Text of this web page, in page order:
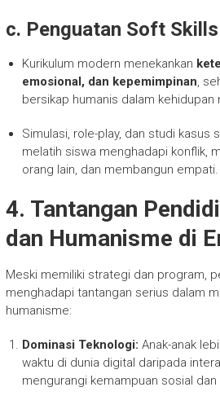
c. Penguatan Soft
Kurikulum modern menekankan
emosional, dan kepemimpinan,
bersikap humanis dalam kehidupan
Simulasi, role-play, dan studi kasus
melatih siswa menghadapi konflik,
orang lain, dan membangun empati.
4. Tantangan
dan Humanisme di
Meski memiliki strategi dan program,
menghadapi tantangan serius dalam
humanisme:
Dominasi Teknologi: Anak-anak
waktu di dunia digital daripada
mengurangi kemampuan sosial